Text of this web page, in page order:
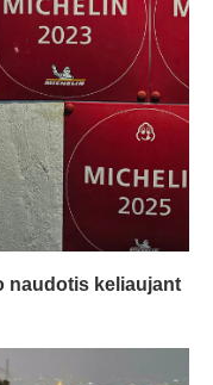
naudotis keliaujant